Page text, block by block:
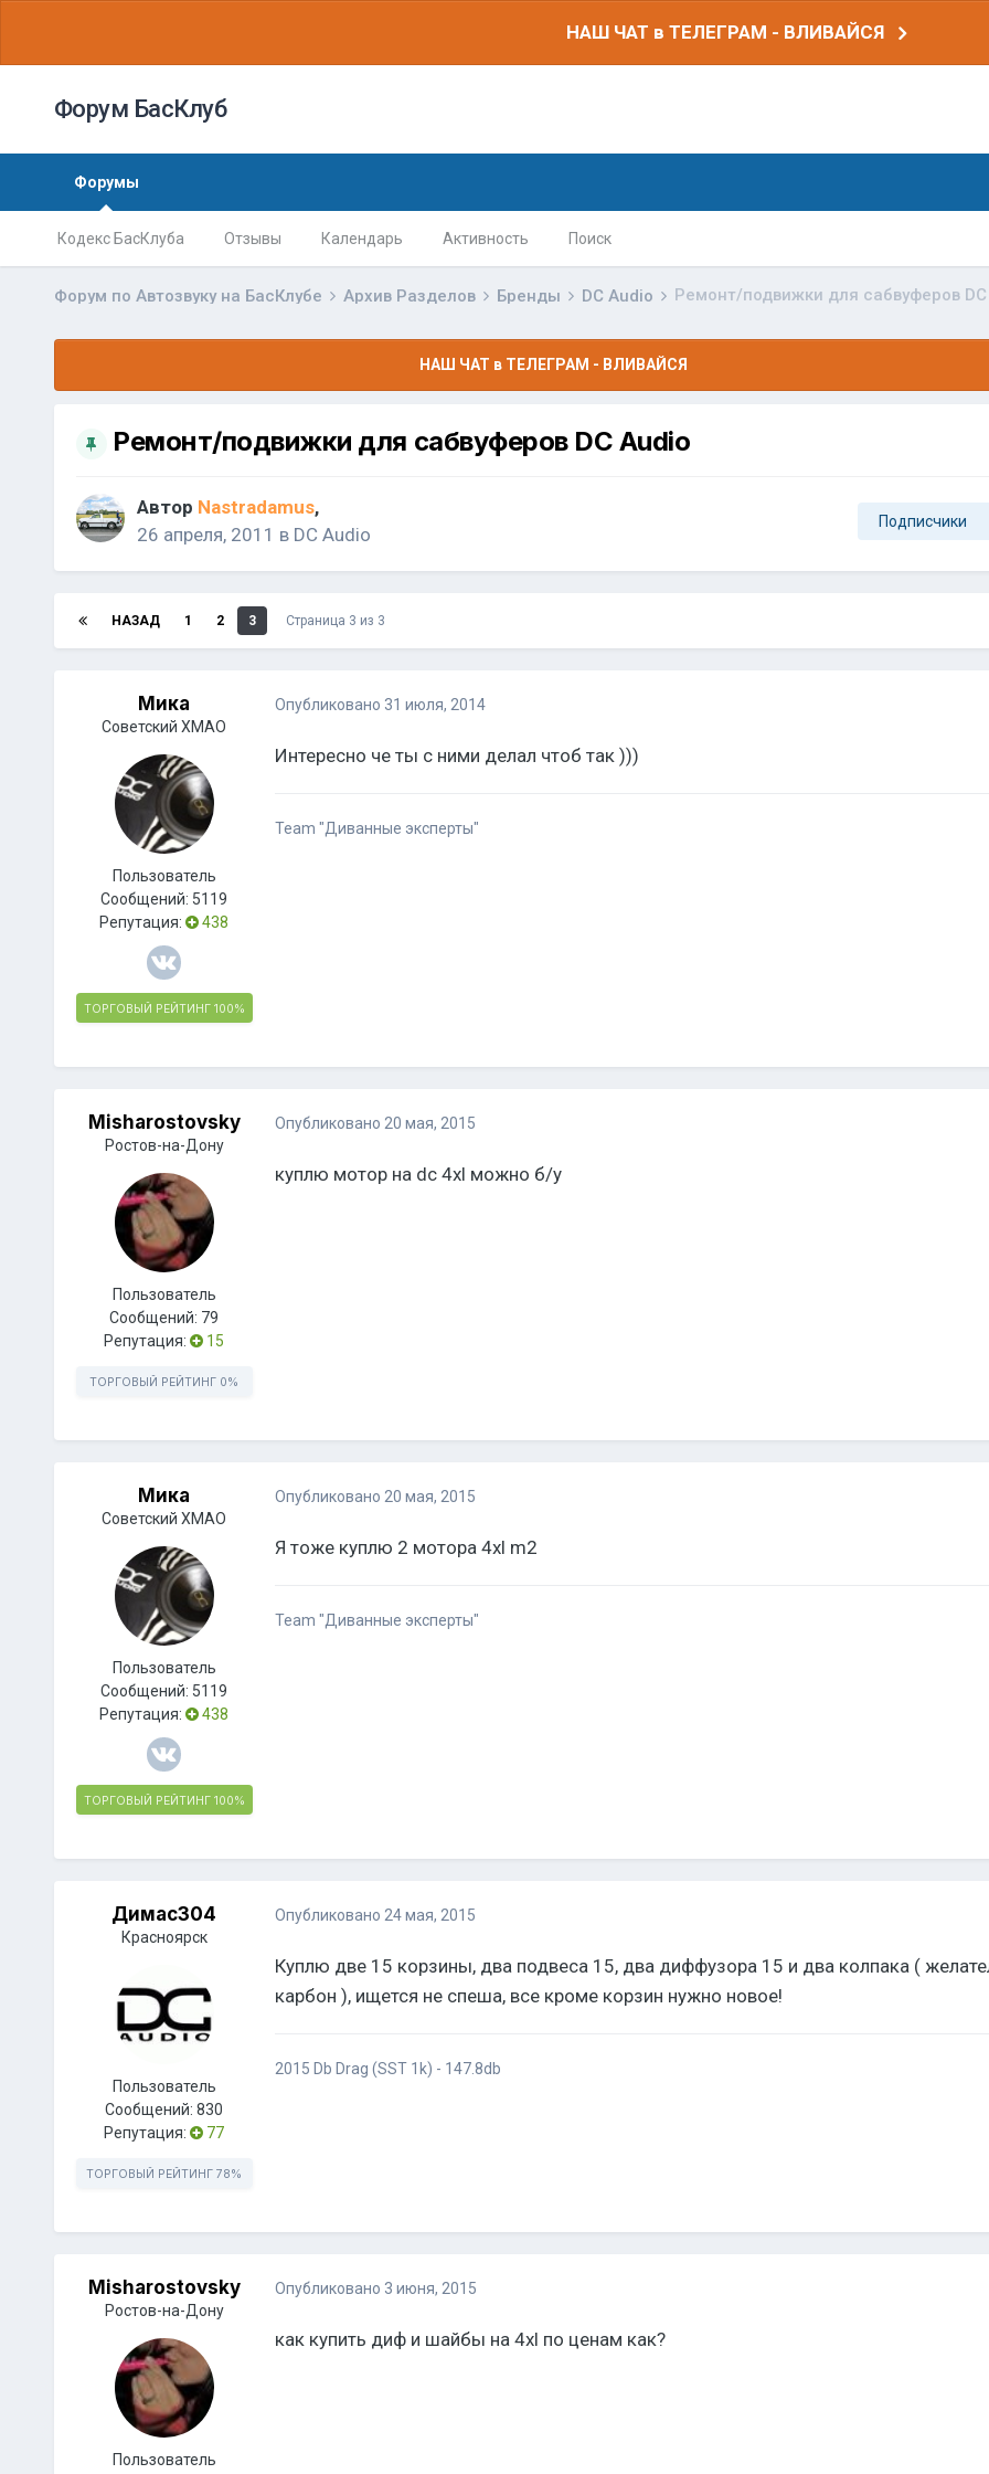
НАШ ЧАТ в ТЕЛЕГРАМ - ВЛИВАЙСЯ
Форум БасКлуб
Форумы
Кодекс БасКлуба Отзывы Календарь Активность Поиск
Форум по Автозвуку на БасКлубе Архив Разделов Бренды DC Audio Ремонт/подвижки для сабвуферов
НАШ ЧАТ в ТЕЛЕГРАМ - ВЛИВАЙСЯ
Ремонт/подвижки для сабвуферов DC Audio
Автор Nastradamus,
26 апреля, 2011 в DC Audio
Подписчики
НАЗАД 1 2 3 Страница 3 из 3
Мика
Советский ХМАО
Пользователь
Сообщений: 5119
Репутация:
438
ТОРГОВЫЙ РЕЙТИНГ 100%
Опубликовано 31 июля, 2014
Интересно че ты с ними делал чтоб так )))
Team "Диванные эксперты"
Misharostovsky
Ростов-на-Дону
Пользователь
Сообщений: 79
Репутация:
15
ТОРГОВЫЙ РЕЙТИНГ 0%
Опубликовано 20 мая, 2015
куплю мотор на dc 4xl можно б/у
Мика
Советский ХМАО
Пользователь
Сообщений: 5119
Репутация:
438
ТОРГОВЫЙ РЕЙТИНГ 100%
Опубликовано 20 мая, 2015
Я тоже куплю 2 мотора 4xl m2
Team "Диванные эксперты"
Димас304
Красноярск
Пользователь
Сообщений:830
Репутация:
77
ТОРГОВЫЙ РЕЙТИНГ78%
Опубликовано 24 мая, 2015
Куплю две 15 корзины, два подвеса 15, два диффузора 15 и два колпака (
карбон ), ищется не спеша, все кроме корзин нужно новое!
2015 Db Drag (SST 1k) - 147.8db
Misharostovsky
Ростов-на-Дону
Пользователь
Опубликовано 3 июня, 2015
как купить диф и шайбы на 4xl по ценам как?